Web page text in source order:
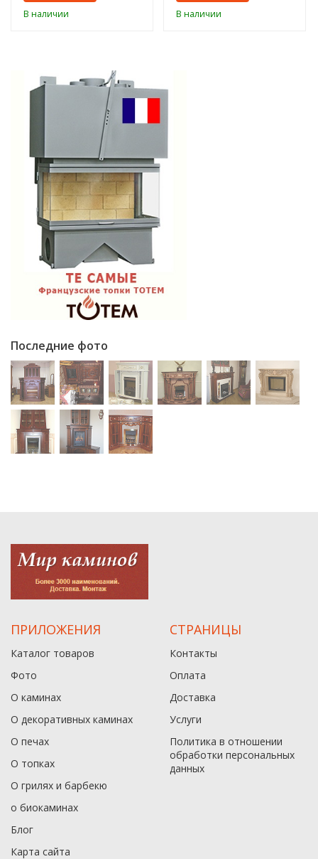
В наличии В наличии
Последние фото
ПРИЛОЖЕНИЯ
Каталог товаров
Фото
О каминах
О декоративных каминах
О печах
О топках
О грилях и барбекю
о биокаминах
Блог
Карта сайта
СТРАНИЦЫ
Контакты
Оплата
Доставка
Услуги
Политика в отношении
обработки персональных
данныx